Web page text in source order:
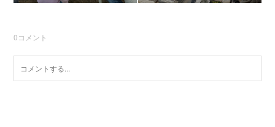
0コメント